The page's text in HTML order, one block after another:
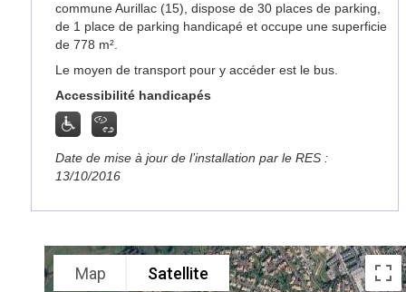
commune Aurillac (15), dispose de 30 places de parking,
de 1 place de parking handicapé et occupe une superficie
de 778 m².
Le moyen de transport pour y accéder est le bus.
Accessibilité handicapés
Date de mise à jour de l’installation par le RES :
13/10/2016
Map Satellite